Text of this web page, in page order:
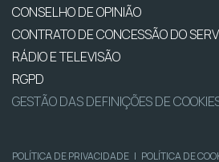
CONSELHO DE OPINIÃO
CONTRATO DE CONCESSÃO DO
RÁDIO E TELEVISÃO
RGPD
GESTÃO DAS DEFINIÇÕES DE
POLÍTICA DE PRIVACIDADE | POLÍTICA DE